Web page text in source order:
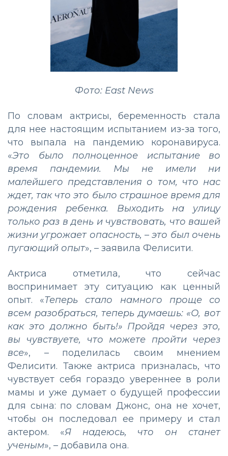
Фото: East News
По словам актрисы, беременность стала
для нее настоящим испытанием из-за того,
что выпала на пандемию коронавируса.
«Это было полноценное испытание во
время пандемии. Мы не имели ни
малейшего представления о том, что нас
ждет, так что это было страшное время для
рождения ребенка. Выходить на улицу
только раз в день и чувствовать, что вашей
жизни угрожает опасность, ­– это был очень
пугающий опыт», – заявила Фелисити.
Актриса отметила, что сейчас
воспринимает эту ситуацию как ценный
опыт. «Теперь стало намного проще со
всем разобраться, теперь думаешь: «О, вот
как это должно быть!» Пройдя через это,
вы чувствуете, что можете пройти через
все», – поделилась своим мнением
Фелисити. Также актриса призналась, что
чувствует себя гораздо увереннее в роли
мамы и уже думает о будущей профессии
для сына: по словам Джонс, она не хочет,
чтобы он последовал ее примеру и стал
актером. «Я надеюсь, что он станет
ученым», – добавила она.